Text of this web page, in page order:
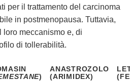
per il trattamento del carcinoma
in postmenopausa. Tuttavia,
loro meccanismo e, di
di tollerabilità.
)
ANASTROZOLO
(ARIMIDEX)